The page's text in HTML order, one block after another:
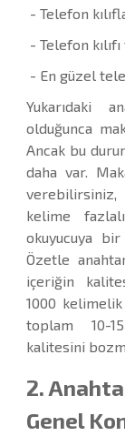
- Telefon
- Telefon
- En güzel
Yukarıdaki
olduğunca
Ancak bu
daha var.
verebilirsiniz,
kelime
okuyucuya
Özetle
içeriğin
1000
toplam 10-
kalitesini
2.
Genel